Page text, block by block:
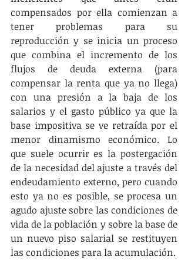
compensados por ella comienzan a
tener problemas para su
reproducción y se inicia un proceso
que combina el incremento de los
flujos de deuda externa (para
compensar la renta que ya no llega)
con una presión a la baja de los
salarios y el gasto público ya que la
base impositiva se ve retraída por el
menor dinamismo económico. Lo
que suele ocurrir es la postergación
de la necesidad del ajuste a través del
endeudamiento externo, pero cuando
esto ya no es posible, se procesa un
agudo ajuste sobre las condiciones de
vida de la población y sobre la base de
un nuevo piso salarial se restituyen
las condiciones para la acumulación.